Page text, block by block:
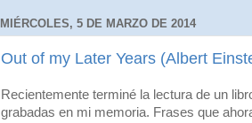
MIÉRCOLES, 5 DE MARZO DE 2014
Out of my Later Years (Albert
Recientemente terminé la lectura de un
grabadas en mi memoria. Frases que